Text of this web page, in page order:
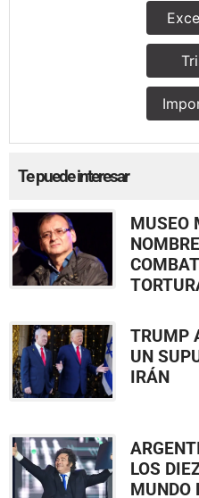
Te puede interesar
MUSEO
TRUMP
UN
IRÁN
LOS
MUNDO